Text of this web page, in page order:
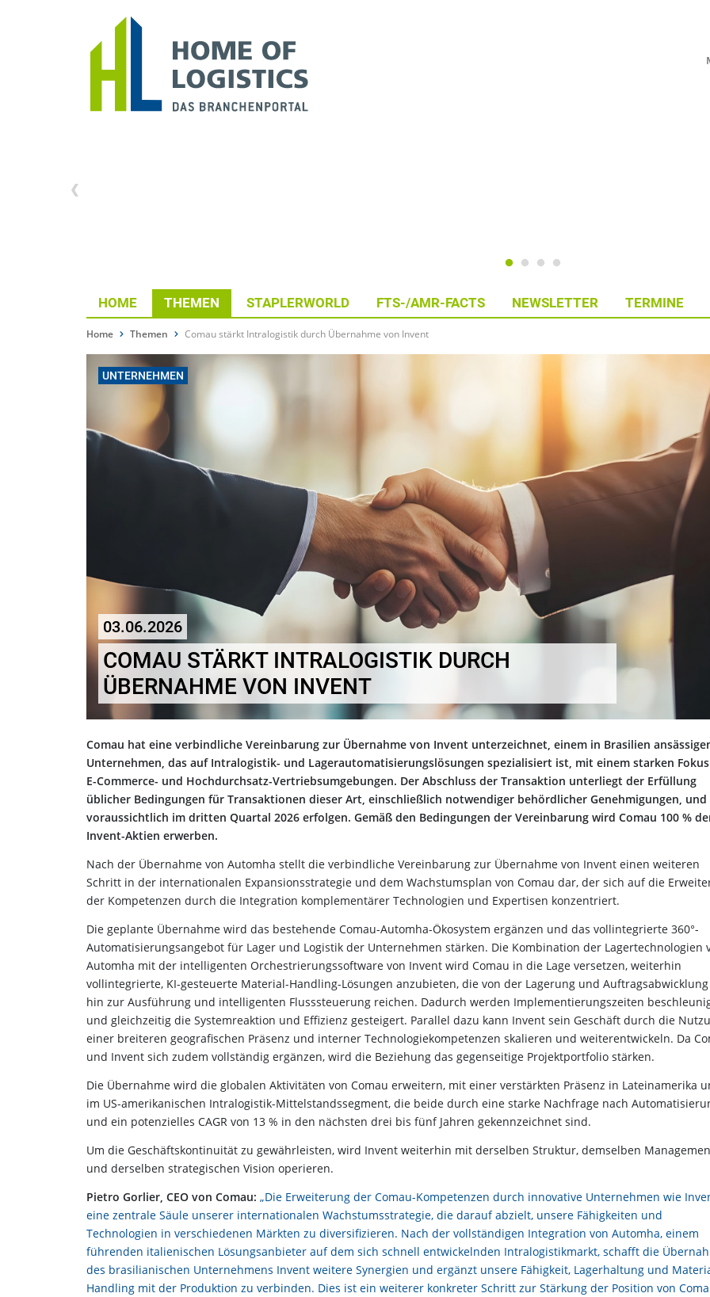
HOME THEMEN STAPLERWORLD FTS-/AMR-FACTS NEWSLETTER TERMINE
Home Themen Comau stärkt Intralogistik durch Übernahme von Invent
UNTERNEHMEN
03.06.2026
COMAU STÄRKT INTRALOGISTIK DURCH
ÜBERNAHME VON INVENT
Comau hat eine verbindliche Vereinbarung zur Übernahme von Invent unterzeichnet, einem in Brasilien
Unternehmen, das auf Intralogistik- und Lagerautomatisierungslösungen spezialisiert ist, mit einem starken
E-Commerce- und Hochdurchsatz-Vertriebsumgebungen. Der Abschluss der Transaktion unterliegt der Erfüllung
üblicher Bedingungen für Transaktionen dieser Art, einschließlich notwendiger behördlicher Genehmigungen,
voraussichtlich im dritten Quartal 2026 erfolgen. Gemäß den Bedingungen der Vereinbarung wird Comau 100 %
Invent-Aktien erwerben.
Nach der Übernahme von Automha stellt die verbindliche Vereinbarung zur Übernahme von Invent einen weiteren
Schritt in der internationalen Expansionsstrategie und dem Wachstumsplan von Comau dar, der sich auf die
der Kompetenzen durch die Integration komplementärer Technologien und Expertisen konzentriert.
Die geplante Übernahme wird das bestehende Comau-Automha-Ökosystem ergänzen und das vollintegrierte 360°-
Automatisierungsangebot für Lager und Logistik der Unternehmen stärken. Die Kombination der Lagertechnologien
Automha mit der intelligenten Orchestrierungssoftware von Invent wird Comau in die Lage versetzen, weiterhin
vollintegrierte, KI-gesteuerte Material-Handling-Lösungen anzubieten, die von der Lagerung und
hin zur Ausführung und intelligenten Flusssteuerung reichen. Dadurch werden Implementierungszeiten
und gleichzeitig die Systemreaktion und Effizienz gesteigert. Parallel dazu kann Invent sein Geschäft durch die
einer breiteren geografischen Präsenz und interner Technologiekompetenzen skalieren und weiterentwickeln. Da
und Invent sich zudem vollständig ergänzen, wird die Beziehung das gegenseitige Projektportfolio stärken.
Die Übernahme wird die globalen Aktivitäten von Comau erweitern, mit einer verstärkten Präsenz in Lateinamerika
im US-amerikanischen Intralogistik-Mittelstandssegment, die beide durch eine starke Nachfrage nach
und ein potenzielles CAGR von 13 % in den nächsten drei bis fünf Jahren gekennzeichnet sind.
Um die Geschäftskontinuität zu gewährleisten, wird Invent weiterhin mit derselben Struktur, demselben
und derselben strategischen Vision operieren.
Pietro Gorlier, CEO von Comau: „Die Erweiterung der Comau-Kompetenzen durch innovative Unternehmen wie
eine zentrale Säule unserer internationalen Wachstumsstrategie, die darauf abzielt, unsere Fähigkeiten und
Technologien in verschiedenen Märkten zu diversifizieren. Nach der vollständigen Integration von Automha, einem
führenden italienischen Lösungsanbieter auf dem sich schnell entwickelnden Intralogistikmarkt, schafft die
des brasilianischen Unternehmens Invent weitere Synergien und ergänzt unsere Fähigkeit, Lagerhaltung und
Handling mit der Produktion zu verbinden. Dies ist ein weiterer konkreter Schritt zur Stärkung der Position von